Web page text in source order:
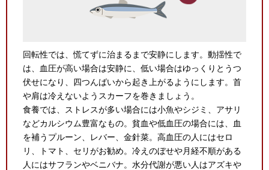
回転性では、慌てずに治まるまで安静にします。動揺性で
は、血圧が高い場合は安静に、低い場合はゆっくりとうつ
伏せになり、四つんばいから起き上がるようにします。首
や肩は冷えないようスカーフを巻きましょう。
食養では、ストレスが多い場合には小魚やシジミ、アサリ
などカルシウム豊富なもの。貧血や低血圧の場合には、血
を補うプルーン、レバー、金針菜。高血圧の人にはセロ
リ、トマト、セリがお勧め。冷えのぼせや月経不順がある
人にはサフランやベニバナ。水分代謝が悪い人はアズキや